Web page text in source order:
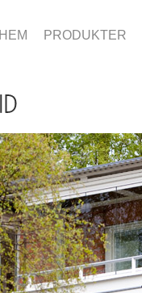
HEM PRODUKTER